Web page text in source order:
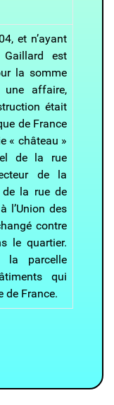
et n’ayant
Gaillard est
la somme
affaire,
était
de France
« château »
de la rue
de la
de la rue de
l’Union des
contre
le quartier.
la parcelle
qui
de France.